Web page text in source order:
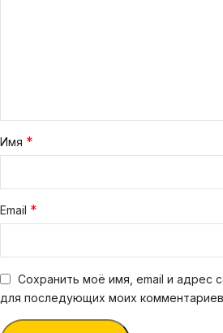
Имя *
Email *
Сохранить моё имя, email и адрес
для последующих моих